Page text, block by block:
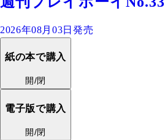
2026年08月03日発売
紙の本で購入
開/閉
電子版で購入
開/閉